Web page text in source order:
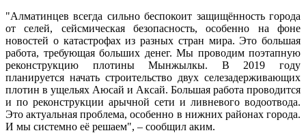
"Алматинцев всегда сильно беспокоит защищённость города
от селей, сейсмическая безопасность, особенно на фоне
новостей о катастрофах из разных стран мира. Это большая
работа, требующая больших денег. Мы проводим поэтапную
реконструкцию плотины Мынжылкы. В 2019 году
планируется начать строительство двух селезадерживающих
плотин в ущельях Аюсай и Аксай. Большая работа проводится
и по реконструкции арычной сети и ливневого водоотвода.
Это актуальная проблема, особенно в нижних районах города.
И мы системно её решаем", – сообщил аким.